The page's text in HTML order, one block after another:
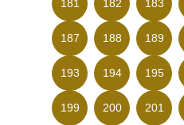
181 182 183
187 188 189
193 194 195
199 200 201